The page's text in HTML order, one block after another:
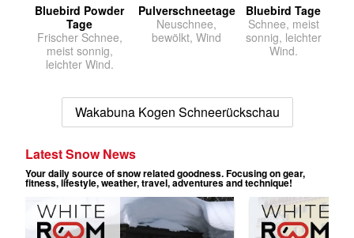
Bluebird Powder
Tage
Frischer Schnee,
meist sonnig,
leichter Wind.
Pulverschneetage
Neuschnee,
bewölkt, Wind
Bluebird Tage
Schnee, meist
sonnig, leichter
Wind.
Wakabuna Kogen Schneerückschau